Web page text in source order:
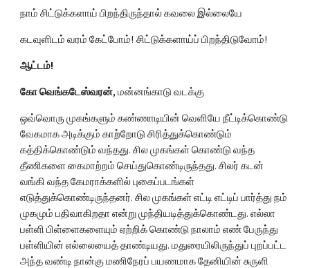
நாம் சிட்டுக்களாய் பிறந்திருந்தால் கவலை இல்லையே
கடவுளிடம் வரம் கேட்போம்! சிட்டுக்களாய்ப் பிறந்திடுவோம்!
ஆட்டம்!
கோ வெங்கடேஸ்வரன், மன்னங்காடு வடக்கு
ஒவ்வொரு முகங்களும் கண்ணாடியின் வெளியே நீட்டிக்கொண்டு
வேகமாக அடிக்கும் காற்றோடு சிரித்துக்கொண்டும்
கத்திக்கொண்டும் வந்தது. சில முகங்கள் கொண்டு வந்த
தீணிகளை கைமாற்றம் செய்துகொண்டிருந்தது. சிலர் கடன்
வங்கி வந்த கேமராக்களில் புகைப்படங்கள்
எடுத்துக்கொண்டிருந்தனர். சில முகங்கள் எட்டி எட்டிப் பார்த்து நம்
முகமும் பதிவாகிறதா என்று முந்தியடித்துக்கொண்டது. எல்லா
பள்ளி பிள்ளைகளையும் ஏற்றிக் கொண்டு நாலாம் எண் பேருந்து
பள்ளியின் எல்லையைத் தாண்டியது. மதுரையிலிருந்துப் புறப்பட்ட
அந்த வண்டி நான்கு மணிநேரப் பயணமாக தேனியின் சுருளி